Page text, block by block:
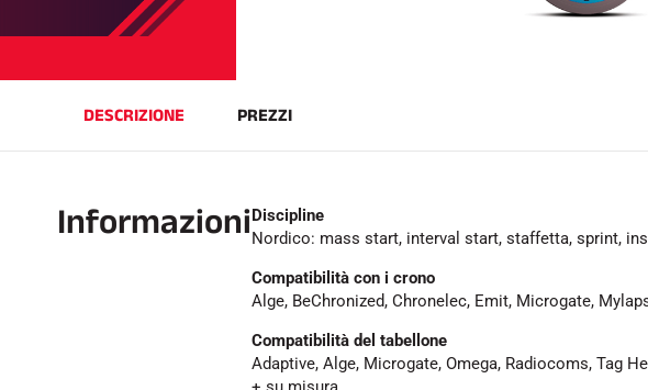
DESCRIZIONE PREZZI
InformazioniDiscipline
Nordico: mass start, interval start, staffetta, sprint,
Compatibilità con i crono
Alge, BeChronized, Chronelec, Emit, Microgate,
Compatibilità del tabellone
Adaptive, Alge, Microgate, Omega, Radiocoms, Tag